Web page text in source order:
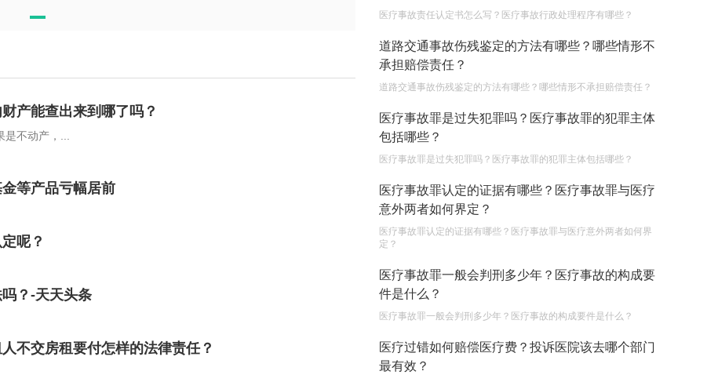
产能查出来到哪了吗？
不动产，...
等产品亏幅居前
呢？
？-天天头条
不交房租要付怎样的法律责任？
医疗事故责任认定书怎么写？医疗事故行政处理程序有哪些？
道路交通事故伤残鉴定的方法有哪些？哪些情形不
承担赔偿责任？
道路交通事故伤残鉴定的方法有哪些？哪些情形不承担赔偿责任？
医疗事故罪是过失犯罪吗？医疗事故罪的犯罪主体
包括哪些？
医疗事故罪是过失犯罪吗？医疗事故罪的犯罪主体包括哪些？
医疗事故罪认定的证据有哪些？医疗事故罪与医疗
意外两者如何界定？
医疗事故罪认定的证据有哪些？医疗事故罪与医疗意外两者如何界
定？
医疗事故罪一般会判刑多少年？医疗事故的构成要
件是什么？
医疗事故罪一般会判刑多少年？医疗事故的构成要件是什么？
医疗过错如何赔偿医疗费？投诉医院该去哪个部门
最有效？